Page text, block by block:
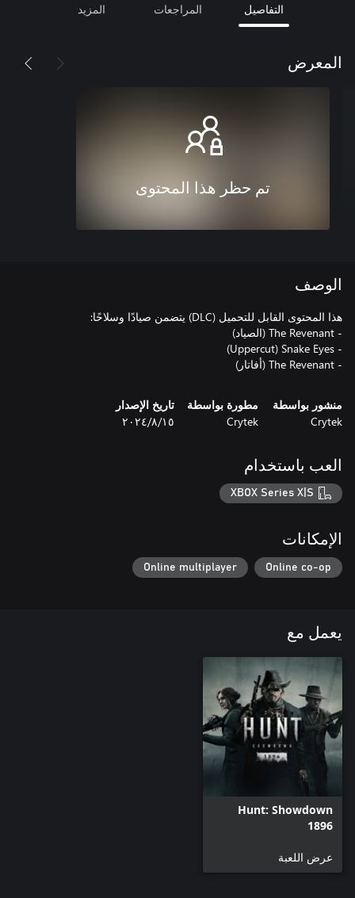
التفاصيل المراجعات المزيد
المعرض
تم حظر هذا المحتوى
الوصف
- The Revenant (أفاتار)
منشور بواسطة
Crytek
مطورة بواسطة
Crytek
تاريخ الإصدار
١٥‏/٨‏/٢٠٢٤
العب باستخدام
XBOX Series X|S
الإمكانات
Online co-op
Online multiplayer
يعمل مع
Hunt: Showdown
1896
عرض اللعبة